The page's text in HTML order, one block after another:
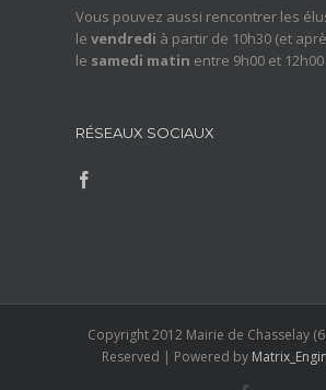
Vous pouvez aussi rencontrer les
le vendredi à partir de 10h30 (et
le samedi matin entre 9h00 et 12h00
RÉSEAUX SOCIAUX
Copyright 2012 Mairie de Chasselay
Reserved | Powered by